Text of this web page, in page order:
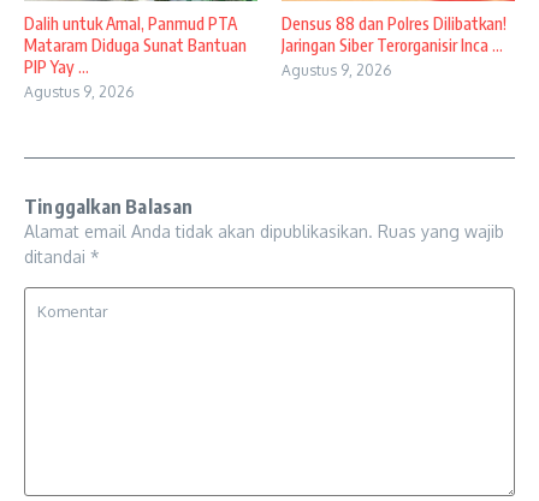
Dalih untuk Amal, Panmud PTA
Mataram Diduga Sunat Bantuan
PIP Yay ...
Agustus 9, 2026
Densus 88 dan Polres Dilibatkan!
Jaringan Siber Terorganisir Inca ...
Agustus 9, 2026
Tinggalkan Balasan
Alamat email Anda tidak akan dipublikasikan. Ruas yang wajib
ditandai *